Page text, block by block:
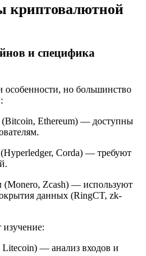
криптовалютной
и специфика
но большинство
Ethereum) — доступны
Corda) — требуют
Zcash) — используют
данных (RingCT, zk-
изучение:
— анализ входов и